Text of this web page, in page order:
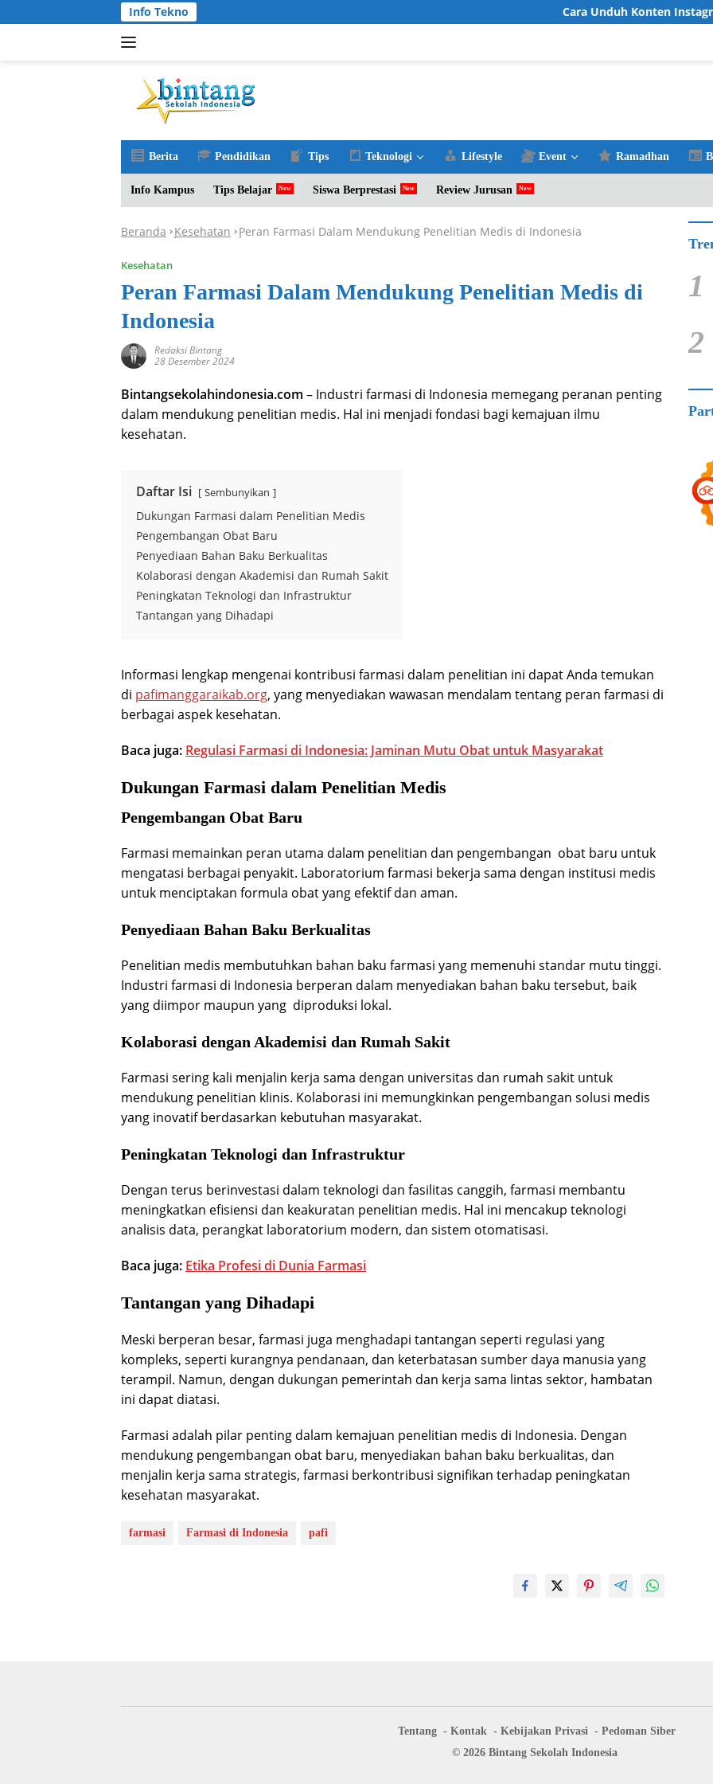
ke
Info Tekno Cara Unduh Konten Instagram
Berita Pendidikan Tips Teknologi Lifestyle Event Ramadhan
Info Kampus Tips Belajar Siswa Berprestasi Review Jurusan
Beranda -Kesehatan -Peran Farmasi Dalam Mendukung Penelitian Medis di Indonesia
Kesehatan
Peran Farmasi Dalam Mendukung Penelitian Medis di
Indonesia
Redaksi Bintang
28 Desember 2024
Bintangsekolahindonesia.com – Industri farmasi di Indonesia memegang peranan penting
dalam mendukung penelitian medis. Hal ini menjadi fondasi bagi kemajuan ilmu
kesehatan.
Daftar Isi Sembunyikan
Dukungan Farmasi dalam Penelitian Medis
Pengembangan Obat Baru
Penyediaan Bahan Baku Berkualitas
Kolaborasi dengan Akademisi dan Rumah Sakit
Peningkatan Teknologi dan Infrastruktur
Tantangan yang Dihadapi
Informasi lengkap mengenai kontribusi farmasi dalam penelitian ini dapat Anda temukan
di pafimanggaraikab.org, yang menyediakan wawasan mendalam tentang peran farmasi di
berbagai aspek kesehatan.
Baca juga: Regulasi Farmasi di Indonesia: Jaminan Mutu Obat untuk Masyarakat
Dukungan Farmasi dalam Penelitian Medis
Pengembangan Obat Baru
Farmasi memainkan peran utama dalam penelitian dan pengembangan obat baru untuk
mengatasi berbagai penyakit. Laboratorium farmasi bekerja sama dengan institusi medis
untuk menciptakan formula obat yang efektif dan aman.
Penyediaan Bahan Baku Berkualitas
Penelitian medis membutuhkan bahan baku farmasi yang memenuhi standar mutu tinggi.
Industri farmasi di Indonesia berperan dalam menyediakan bahan baku tersebut, baik
yang diimpor maupun yang diproduksi lokal.
Kolaborasi dengan Akademisi dan Rumah Sakit
Farmasi sering kali menjalin kerja sama dengan universitas dan rumah sakit untuk
mendukung penelitian klinis. Kolaborasi ini memungkinkan pengembangan solusi medis
yang inovatif berdasarkan kebutuhan masyarakat.
Peningkatan Teknologi dan Infrastruktur
Dengan terus berinvestasi dalam teknologi dan fasilitas canggih, farmasi membantu
meningkatkan efisiensi dan keakuratan penelitian medis. Hal ini mencakup teknologi
analisis data, perangkat laboratorium modern, dan sistem otomatisasi.
Baca juga: Etika Profesi di Dunia Farmasi
Tantangan yang Dihadapi
Meski berperan besar, farmasi juga menghadapi tantangan seperti regulasi yang
kompleks, seperti kurangnya pendanaan, dan keterbatasan sumber daya manusia yang
terampil. Namun, dengan dukungan pemerintah dan kerja sama lintas sektor, hambatan
ini dapat diatasi.
Farmasi adalah pilar penting dalam kemajuan penelitian medis di Indonesia. Dengan
mendukung pengembangan obat baru, menyediakan bahan baku berkualitas, dan
menjalin kerja sama strategis, farmasi berkontribusi signifikan terhadap peningkatan
kesehatan masyarakat.
farmasi Farmasi di Indonesia pafi
1
2
Tentang Kontak Kebijakan Privasi
Pedoman Siber
© 2026 Bintang Sekolah Indonesia